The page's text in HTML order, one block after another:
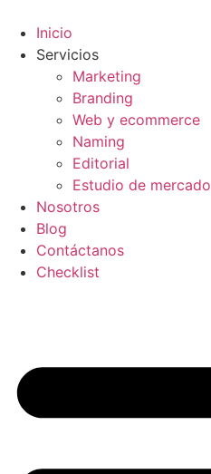
contenido
Inicio
Servicios
Marketing
Branding
Web y ecommerce
Naming
Editorial
Estudio de mercado
Nosotros
Blog
Contáctanos
Checklist